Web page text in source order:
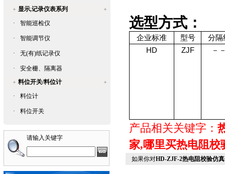
显示,记录仪表系列
·
智能巡检仪
· 智能调节仪
· 无(有)纸记录仪
·
安全栅、隔离器
料位开关/料位计
·
料位计
· 料位开关
请输入关键字
选型方式：
企业标准 型号
分隔
HD
ZJF －
产品相关关键字：
家,哪里买热电阻校
如果你对HD-ZJF-2热电阻校验仿